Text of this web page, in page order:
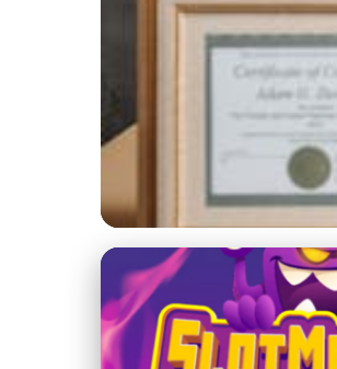
katalog-advokatov.sk
Právne